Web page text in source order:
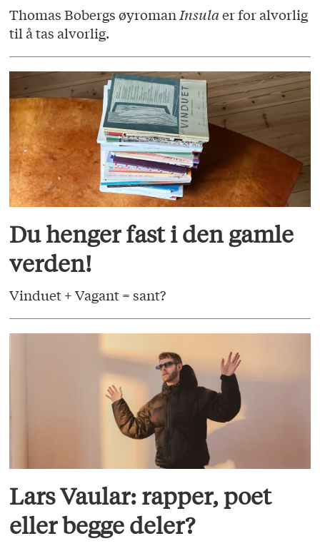
Thomas Bobergs øyromanInsulaer for alvorlig
til å tas alvorlig.
Du henger fast i den gamle
verden!
Vinduet + Vagant = sant?
Lars Vaular: rapper, poet
eller begge deler?